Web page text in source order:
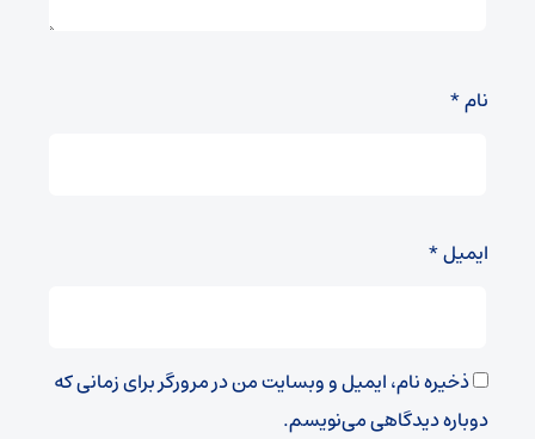
نام*
ایمیل*
ذخیره نام، ایمیل و وبسایت من در مرورگر برای زمانی که
دوباره دیدگاهی می‌نویسم.